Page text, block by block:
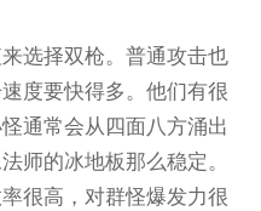
选择双枪。普通攻击也
度要快得多。他们有很
通常会从四面八方涌出
师的冰地板那么稳定。
很高，对群怪爆发力很